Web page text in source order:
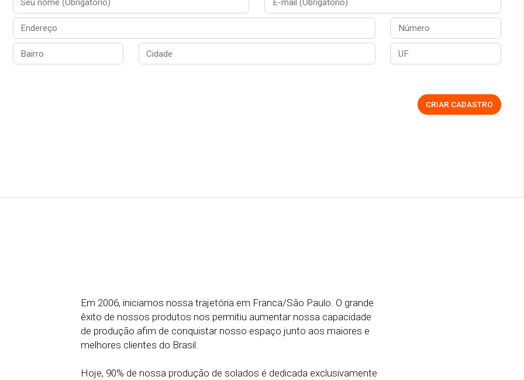
CRIAR CADASTRO
Em 2006, iniciamos nossa trajetória em Franca/São Paulo. O grande
êxito de nossos produtos nos permitiu aumentar nossa capacidade
de produção afim de conquistar nosso espaço junto aos maiores e
melhores clientes do Brasil.
Hoje, 90% de nossa produção de solados é dedicada exclusivamente